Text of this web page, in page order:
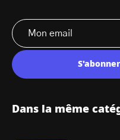
Dans la même